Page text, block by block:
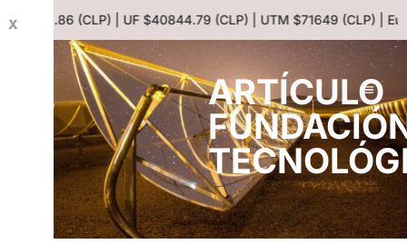
$913.86 (CLP) | UF $40844.79 (CLP) | UTM $71649 (CLP) |
X
ARTÍCULO